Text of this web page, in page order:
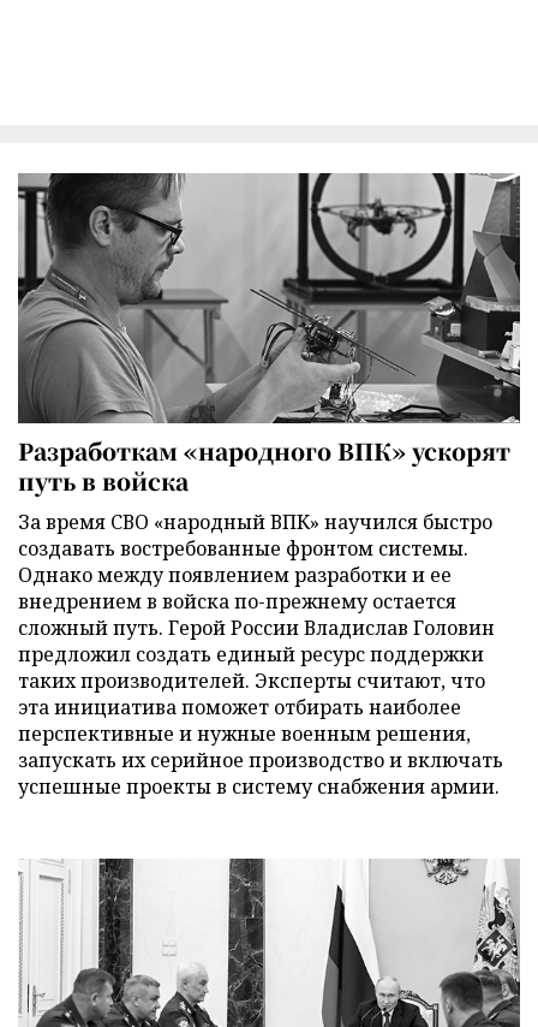
Разработкам «народного ВПК» ускорят
путь в войска
За время СВО «народный ВПК» научился быстро
создавать востребованные фронтом системы.
Однако между появлением разработки и ее
внедрением в войска по-прежнему остается
сложный путь. Герой России Владислав Головин
предложил создать единый ресурс поддержки
таких производителей. Эксперты считают, что
эта инициатива поможет отбирать наиболее
перспективные и нужные военным решения,
запускать их серийное производство и включать
успешные проекты в систему снабжения армии.